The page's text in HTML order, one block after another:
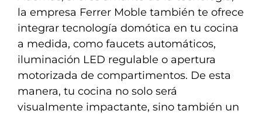
la empresa Ferrer Moble también te ofrece
integrar tecnología domótica en tu cocina
a medida, como faucets automáticos,
iluminación LED regulable o apertura
motorizada de compartimentos. De esta
manera, tu cocina no solo será
visualmente impactante, sino también un